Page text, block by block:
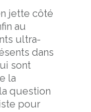
jette côté
au
ultra-
dans
sont
la
question
pour